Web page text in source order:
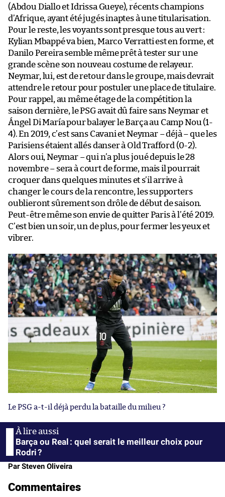
(Abdou Diallo et Idrissa Gueye), récents champions
d’Afrique, ayant été jugés inaptes à une titularisation.
Pour le reste, les voyants sont presque tous au vert :
Kylian Mbappé va bien, Marco Verratti est en forme, et
Danilo Pereira semble même prêt à tester sur une
grande scène son nouveau costume de relayeur.
Neymar, lui, est de retour dans le groupe, mais devrait
attendre le retour pour postuler une place de titulaire.
Pour rappel, au même étage de la compétition la
saison dernière, le PSG avait dû faire sans Neymar et
Ángel Di María pour balayer le Barça au Camp Nou (1-
4). En 2019, c’est sans Cavani et Neymar – déjà – que les
Parisiens étaient allés danser à Old Trafford (0-2).
Alors oui, Neymar – qui n’a plus joué depuis le 28
novembre – sera à court de forme, mais il pourrait
croquer dans quelques minutes et s’il arrive à
changer le cours de la rencontre, les supporters
oublieront sûrement son drôle de début de saison.
Peut-être même son envie de quitter Paris à l’été 2019.
C’est bien un soir, un de plus, pour fermer les yeux et
vibrer.
Le PSG a-t-il déjà perdu la bataille du milieu ?
Barça ou Real : quel serait le meilleur choix pour
Rodri ?
Par Steven Oliveira
Commentaires